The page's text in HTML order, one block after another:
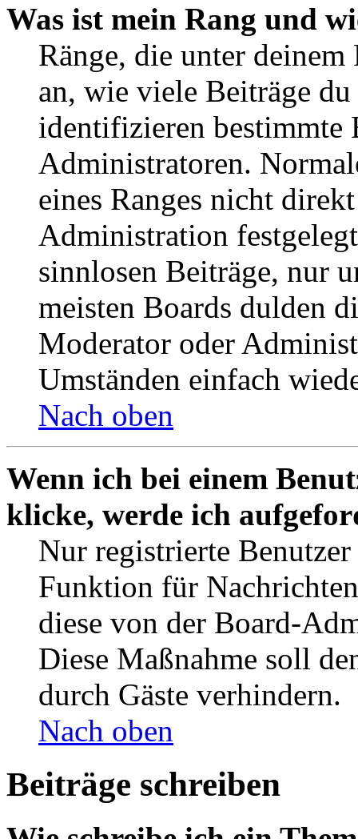
Was ist mein Rang und
Ränge, die unter deinem
an, wie viele Beiträge
identifizieren bestimmte
Administratoren.
eines Ranges nicht
Administration
sinnlosen Beiträge, nur
meisten Boards dulden
Moderator oder
Umständen einfach
Nach oben
Wenn ich bei einem
klicke, werde ich
Nur registrierte
Funktion für
diese von der Board-
Diese Maßnahme soll
durch Gäste verhindern.
Nach oben
Beiträge schreiben